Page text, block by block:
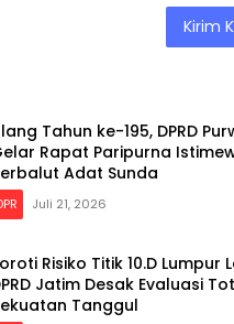
Tahun ke-195, DPRD
Rapat Paripurna
Adat Sunda
Juli 21, 2026
Risiko Titik 10.D Lumpur
Jatim Desak Evaluasi
Tanggul